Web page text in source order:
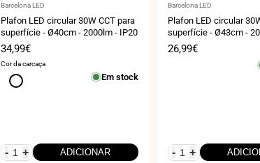
Fornecedor:
Barcelona LED
Plafon LED circular 30W CCT para
superfície - Ø40cm - 2000lm - IP20
Preço
de
venda
34,99€
Cor da carcaça
Cinza Em stock
- + ADICIONAR
Fornecedor:
Barcelona LED
Plafon LED circular
superfície - Ø43cm -
Preço
26,99€
- +